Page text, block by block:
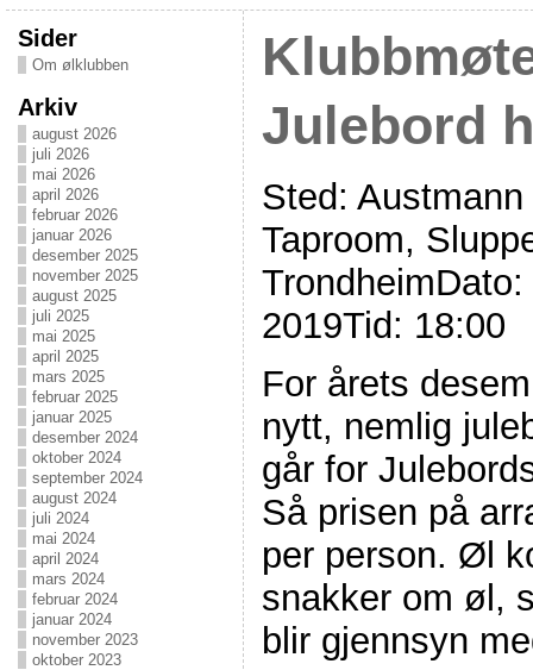
Sider
Om ølklubben
Arkiv
august 2026
juli 2026
mai 2026
april 2026
februar 2026
januar 2026
desember 2025
november 2025
august 2025
juli 2025
mai 2025
april 2025
mars 2025
februar 2025
januar 2025
desember 2024
oktober 2024
september 2024
august 2024
juli 2024
mai 2024
april 2024
mars 2024
februar 2024
januar 2024
november 2023
oktober 2023
Julebord
Sted:
Taproom,
2019Tid: 18:00
For årets
nytt, nemlig
går for
Så prisen på
per person. Øl
snakker om øl,
blir gjennsyn